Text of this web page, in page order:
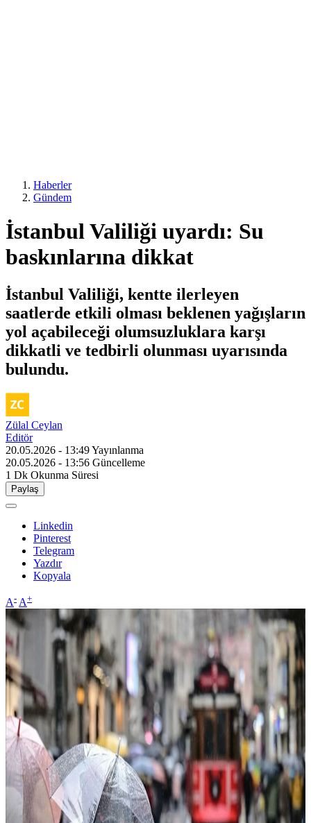
Haberler
Gündem
İstanbul Valiliği uyardı: Su
baskınlarına dikkat
İstanbul Valiliği, kentte ilerleyen
saatlerde etkili olması beklenen yağışların
yol açabileceği olumsuzluklara karşı
dikkatli ve tedbirli olunması uyarısında
bulundu.
Zülal Ceylan
Editör
20.05.2026 - 13:49Yayınlanma
20.05.2026 - 13:56 Güncelleme
1 Dk Okunma Süresi
Paylaş
Linkedin
Pinterest
Telegram
Yazdır
Kopyala
A- A+